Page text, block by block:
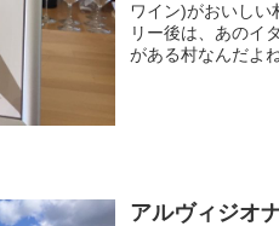
ワイン)がおいし
リー後は、あのイ
がある村なんだよ
アルヴィジオ